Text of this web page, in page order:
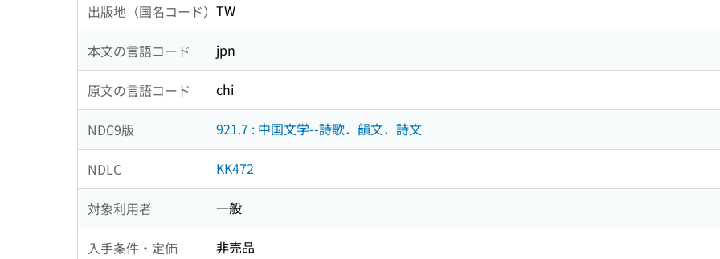
出版地（国名コード） TW
本文の言語コード jpn
原文の言語コード chi
NDC9版 921.7 : 中国文学--詩歌．韻文．詩文
NDLC KK472
対象利用者 一般
入手条件・定価 非売品